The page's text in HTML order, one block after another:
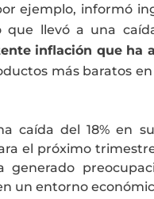
ejemplo, informó
llevó a una
inflación que ha
más baratos
caída del 18% en
el próximo
un entorno